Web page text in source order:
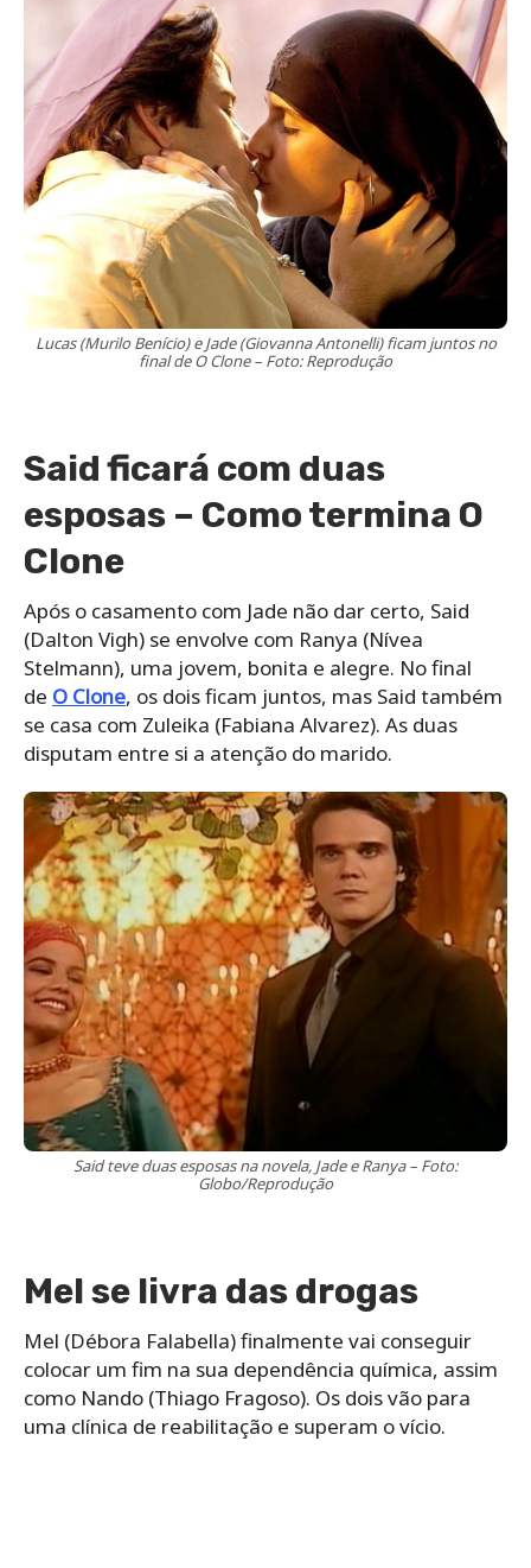
Lucas (Murilo Benício) e Jade (Giovanna Antonelli) ficam juntos no
final de O Clone – Foto: Reprodução
Said ficará com duas
esposas – Como termina O
Clone
Após o casamento com Jade não dar certo, Said
(Dalton Vigh) se envolve com Ranya (Nívea
Stelmann), uma jovem, bonita e alegre. No final
de O Clone, os dois ficam juntos, mas Said também
se casa com Zuleika (Fabiana Alvarez). As duas
disputam entre si a atenção do marido.
Said teve duas esposas na novela, Jade e Ranya – Foto:
Globo/Reprodução
Mel se livra das drogas
Mel (Débora Falabella) finalmente vai conseguir
colocar um fim na sua dependência química, assim
como Nando (Thiago Fragoso). Os dois vão para
uma clínica de reabilitação e superam o vício.